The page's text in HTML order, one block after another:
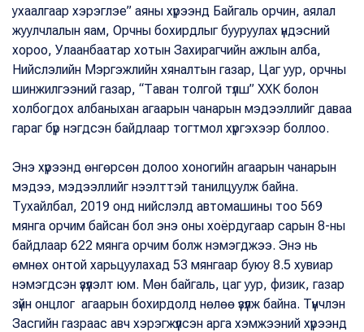
ухаалгаар хэрэглэе” аяны хүрээнд Байгаль орчин, аялал
жуулчлалын яам, Орчны бохирдлыг бууруулах үндэсний
хороо, Улаанбаатар хотын Захирагчийн ажлын алба,
Нийслэлийн Мэргэжлийн хяналтын газар, Цаг уур, орчны
шинжилгээний газар, “Таван толгой түлш” ХХК болон
холбогдох албаныхан агаарын чанарын мэдээллийг даваа
гараг бүр нэгдсэн байдлаар тогтмол хүргэхээр боллоо.
Энэ хүрээнд өнгөрсөн долоо хоногийн агаарын чанарын
мэдээ, мэдээллийг нээлттэй танилцуулж байна.
Тухайлбал, 2019 онд нийслэлд автомашины тоо 569
мянга орчим байсан бол энэ оны хоёрдугаар сарын 8-ны
байдлаар 622 мянга орчим болж нэмэгджээ. Энэ нь
өмнөх онтой харьцуулахад 53 мянгаар буюу 8.5 хувиар
нэмэгдсэн үзүүлэлт юм. Мөн байгаль, цаг уур, физик, газар
зүйн онцлог агаарын бохирдолд нөлөө үзүүлж байна. Түүнчлэн
Засгийн газраас авч хэрэгжүүлсэн арга хэмжээний хүрээнд